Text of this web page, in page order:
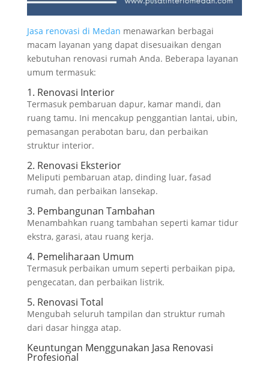
Jasa renovasi di Medan menawarkan berbagai
macam layanan yang dapat disesuaikan dengan
kebutuhan renovasi rumah Anda. Beberapa layanan
umum termasuk:
1. Renovasi Interior
Termasuk pembaruan dapur, kamar mandi, dan
ruang tamu. Ini mencakup penggantian lantai, ubin,
pemasangan perabotan baru, dan perbaikan
struktur interior.
2. Renovasi Eksterior
Meliputi pembaruan atap, dinding luar, fasad
rumah, dan perbaikan lansekap.
3. Pembangunan Tambahan
Menambahkan ruang tambahan seperti kamar tidur
ekstra, garasi, atau ruang kerja.
4. Pemeliharaan Umum
Termasuk perbaikan umum seperti perbaikan pipa,
pengecatan, dan perbaikan listrik.
5. Renovasi Total
Mengubah seluruh tampilan dan struktur rumah
dari dasar hingga atap.
Keuntungan Menggunakan Jasa Renovasi
Profesional